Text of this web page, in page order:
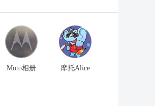
Moto相册 摩托Alice